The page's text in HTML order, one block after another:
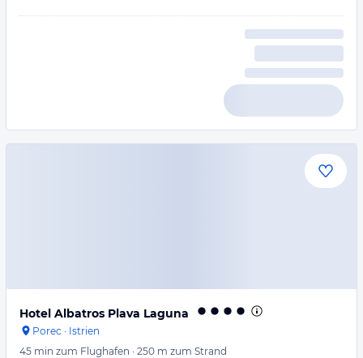
Hotel Albatros Plava Laguna
Porec · Istrien
45 min zum Flughafen · 250 m zum Strand